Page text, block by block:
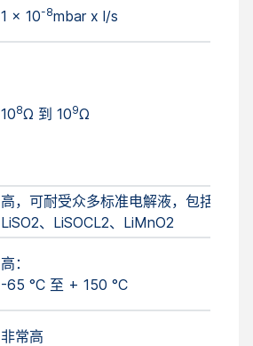
1 x 10-8mbar x l/s
108Ω 到 109Ω
高，可耐受众多标准电解液，包括
LiSO2、LiSOCL2、LiMnO2
高：
-65 °C 至 + 150 °C
非常高